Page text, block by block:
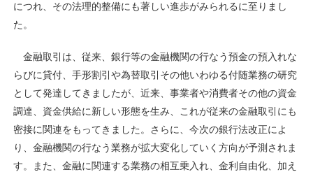
につれ、その法理的整備にも著しい進歩がみられるに至りまし
た。
金融取引は、従来、銀行等の金融機関の行なう預金の預入れな
らびに貸付、手形割引や為替取引その他いわゆる付随業務の研究
として発達してきましたが、近来、事業者や消費者その他の資金
調達、資金供給に新しい形態を生み、これが従来の金融取引にも
密接に関連をもってきました。さらに、今次の銀行法改正によ
り、金融機関の行なう業務が拡大変化していく方向が予測されま
す。また、金融に関連する業務の相互乗入れ、金利自由化、加え